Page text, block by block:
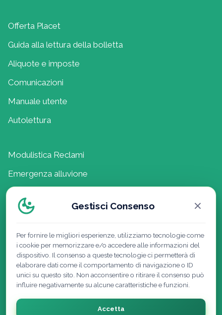
Offerta Placet
Guida alla lettura della bolletta
Aliquote e imposte
Comunicazioni
Manuale utente
Autolettura
Modulistica Reclami
Emergenza alluvione
Composizione del mix energetico
Lavora con noi
Gestisci Consenso
Per fornire le migliori esperienze, utilizziamo tecnologie come
i cookie per memorizzare e/o accedere alle informazioni del
dispositivo. Il consenso a queste tecnologie ci permetterà di
elaborare dati come il comportamento di navigazione o ID
unici su questo sito. Non acconsentire o ritirare il consenso può
influire negativamente su alcune caratteristiche e funzioni.
Accetta